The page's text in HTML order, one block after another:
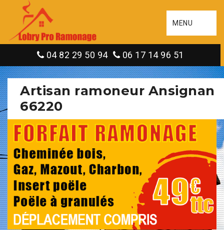
MENU
04 82 29 50 94 06 17 14 96 51
Artisan ramoneur Ansignan
66220